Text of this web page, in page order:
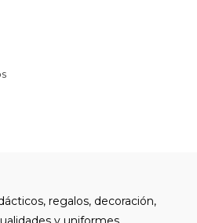
regalos, decoración,